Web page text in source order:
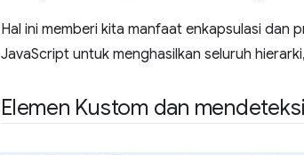
Hal ini memberi kita manfaat enkapsulasi dan
JavaScript untuk menghasilkan seluruh
Elemen Kustom dan